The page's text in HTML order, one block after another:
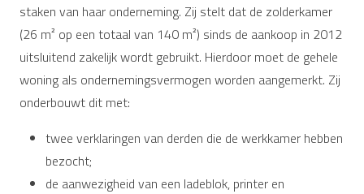
staken van haar onderneming. Zij stelt dat de zolderkamer
(26 m² op een totaal van 140 m²) sinds de aankoop in 2012
uitsluitend zakelijk wordt gebruikt. Hierdoor moet de gehele
woning als ondernemingsvermogen worden aangemerkt. Zij
onderbouwt dit met:
twee verklaringen van derden die de werkkamer hebben
bezocht;
de aanwezigheid van een ladeblok, printer en